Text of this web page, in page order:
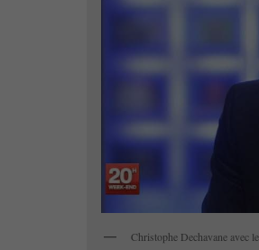
Christophe Dechavane avec